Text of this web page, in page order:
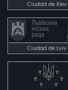
Ciudad de Kiev
Ciudad de Lviv